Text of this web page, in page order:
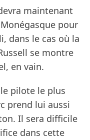
maintenant
pour
dans le cas où la
se montre
en vain.
pilote le plus
prend lui aussi
Il sera difficile
dans cette